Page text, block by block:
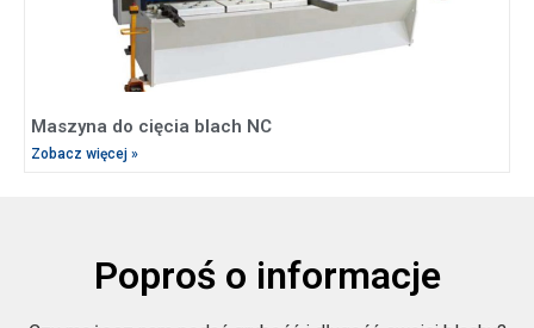
Maszyna do cięcia blach NC
Zobacz więcej »
Poproś o informacje